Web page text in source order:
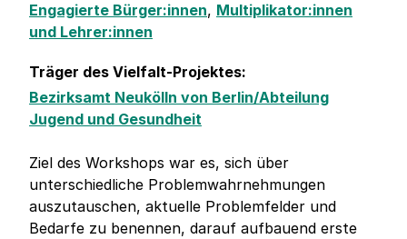
Engagierte Bürger:innen, Multiplikator:innen
und Lehrer:innen
Träger des Vielfalt-Projektes:
Bezirksamt Neukölln von Berlin/Abteilung
Jugend und Gesundheit
Ziel des Workshops war es, sich über
unterschiedliche Problemwahrnehmungen
auszutauschen, aktuelle Problemfelder und
Bedarfe zu benennen, darauf aufbauend erste